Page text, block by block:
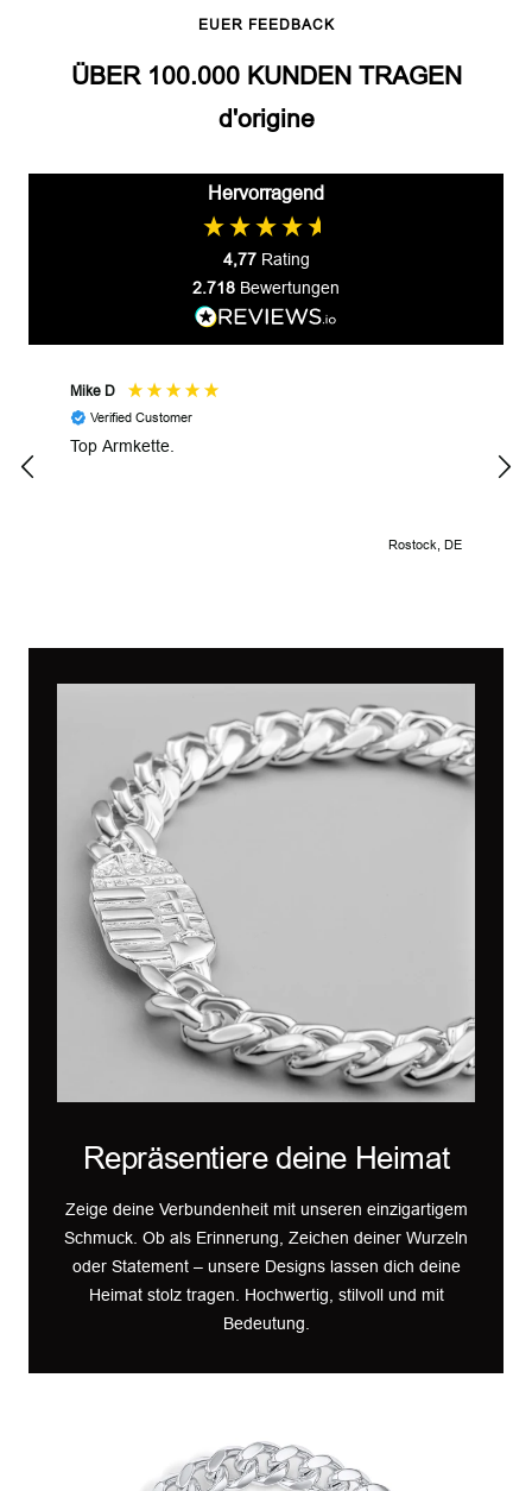
EUER FEEDBACK
ÜBER 100.000 KUNDEN TRAGEN
d'origine
Hervorragend
4,77 Rating
2.718 Bewertungen
Mike D
Verified Customer
Top Armkette.
Rostock, DE
Repräsentiere deine Heimat
Zeige deine Verbundenheit mit unseren einzigartigem
Schmuck. Ob als Erinnerung, Zeichen deiner Wurzeln
oder Statement – unsere Designs lassen dich deine
Heimat stolz tragen. Hochwertig, stilvoll und mit
Bedeutung.